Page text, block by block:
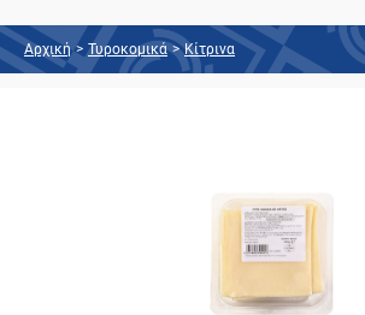
Αρχική > Τυροκομικά > Κίτρινα